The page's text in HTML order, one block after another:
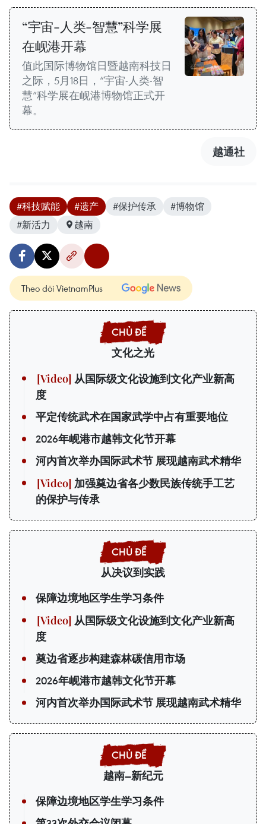
“宇宙-人类-智慧”科学展
在岘港开幕
值此国际博物馆日暨越南科技日
之际，5月18日，“宇宙-人类-智
慧”科学展在岘港博物馆正式开
幕。
越通社
#科技赋能 #遗产 #保护传承
#博物馆
#新活力
越南
Theo dõi VietnamPlus
文化之光
从国际级文化设施到文化产业新高
度
平定传统武术在国家武学中占有重要地位
2026年岘港市越韩文化节开幕
河内首次举办国际武术节 展现越南武术精华
加强奠边省各少数民族传统手工艺
的保护与传承
从决议到实践
保障边境地区学生学习条件
从国际级文化设施到文化产业新高
度
奠边省逐步构建森林碳信用市场
2026年岘港市越韩文化节开幕
河内首次举办国际武术节 展现越南武术精华
越南—新纪元
保障边境地区学生学习条件